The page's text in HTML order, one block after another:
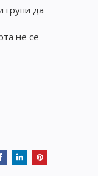
групи да
не се